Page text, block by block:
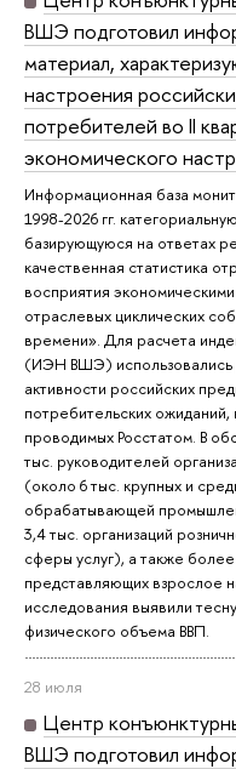
ВШЭ подготовил
материал,
настроения
потребителей во II
экономического
Информационная база
1998-2026 гг.
базирующуюся на ответах
качественная статистика
восприятия
отраслевых циклических
времени». Для расчета
(ИЭН ВШЭ) использовались
активности российских
потребительских
проводимых Росстатом. В
тыс. руководителей
(около 6 тыс. крупных и
обрабатывающей
3,4 тыс. организаций
сферы услуг), а также
представляющих взрослое
исследования выявили
физического объема ВВП.
28 июля
Центр
ВШЭ подготовил